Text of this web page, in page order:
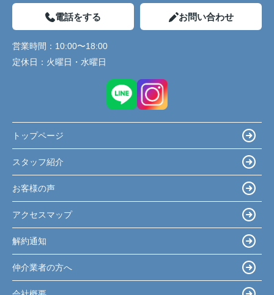
電話をする お問い合わせ
営業時間： 10:00〜18:00
定休日： 火曜日・水曜日
トップページ
スタッフ紹介
お客様の声
アクセスマップ
解約通知
仲介業者の方へ